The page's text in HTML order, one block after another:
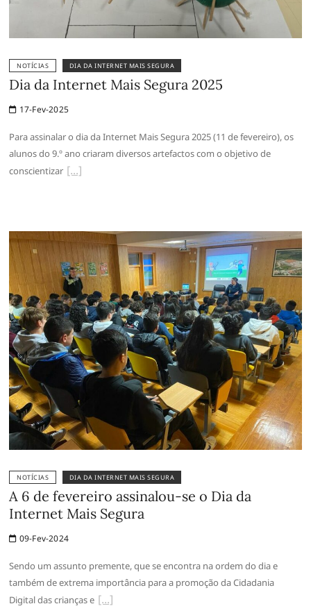
NOTÍCIAS DIA DA INTERNET MAIS SEGURA
Dia da Internet Mais Segura 2025
17-Fev-2025
Para assinalar o dia da Internet Mais Segura 2025 (11 de fevereiro), os
alunos do 9.º ano criaram diversos artefactos com o objetivo de
conscientizar
NOTÍCIAS DIA DA INTERNET MAIS SEGURA
A 6 de fevereiro assinalou-se o Dia da
Internet Mais Segura
09-Fev-2024
Sendo um assunto premente, que se encontra na ordem do dia e
também de extrema importância para a promoção da Cidadania
Digital das crianças e